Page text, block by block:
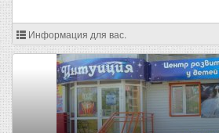
Информация для вас.